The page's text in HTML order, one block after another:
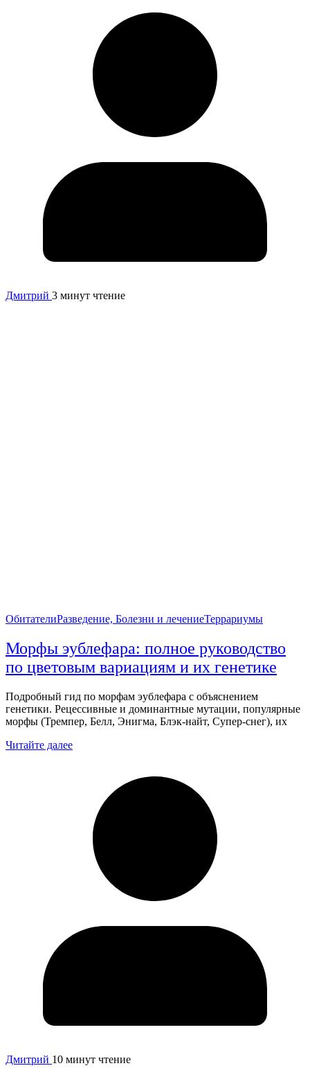
Дмитрий 3 минут чтение
ОбитателиРазведение, Болезни и лечениеТеррариумы
Морфы эублефара: полное руководство
по цветовым вариациям и их генетике
Подробный гид по морфам эублефара с объяснением
генетики. Рецессивные и доминантные мутации, популярные
морфы (Тремпер, Белл, Энигма, Блэк-найт, Супер-снег), их
Читайте далее
Дмитрий 10 минут чтение